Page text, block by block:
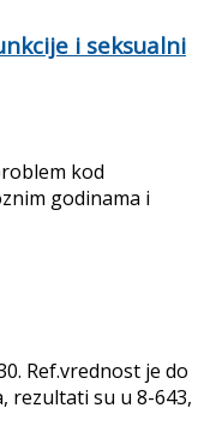
i seksualni
kod
godinama i
Ref.vrednost je do
rezultati su u 8-643,